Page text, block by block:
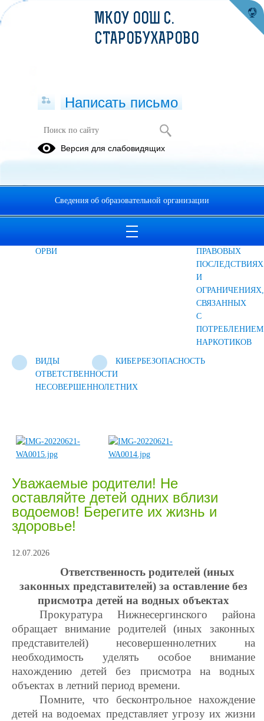
Комплексная безопасность
травматизма
ОРВИ
Роспотребнадзор
информирует
ПРАВОВЫХ
ПОСЛЕДСТВИЯХ
И
ОГРАНИЧЕНИЯХ,
СВЯЗАННЫХ
С
ПОТРЕБЛЕНИЕМ
НАРКОТИКОВ
ВИДЫ
ОТВЕТСТВЕННОСТИ
НЕСОВЕРШЕННОЛЕТНИХ
КИБЕРБЕЗОПАСНОСТЬ
Уважаемые родители! Не
оставляйте детей одних вблизи
водоемов! Берегите их жизнь и
здоровье!
12.07.2026
Ответственность родителей (иных
законных представителей) за оставление без
присмотра детей на водных объектах
Прокуратура Нижнесергинского района
обращает внимание родителей (иных законных
представителей) несовершеннолетних на
необходимость уделять особое внимание
нахождению детей без присмотра на водных
объектах в летний период времени.
Помните, что бесконтрольное нахождение
детей на водоемах представляет угрозу их жизни
МКОУ ООШ С.
СТАРОБУХАРОВО
Написать письмо
Версия для слабовидящих
Сведения об образовательной организации